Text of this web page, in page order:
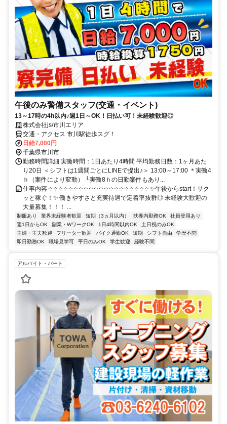
午後のみ警備スタッフ(交通・イベント)
13～17時の4h以内♪週1日～OK！日払い可！未経験歓迎◎
株式会社js/市川エリア
交通・アクセス 市川駅徒歩スグ！
日給7,000円
千葉県市川市
勤務時間詳細 実働時間：1日あたり4時間 平均勤務日数：1ヶ月あた
り20日 ＜シフトは1週間ごとにLINEで提出♪＞ 13:00～17:00 ＊実働4
ｈ（案件により変動） └実働8ｈの日勤案件もあり...
仕事内容 ༶ ༶ ༶ ༶ ༶ ༶ ༶ ༶ ༶ ༶ ༶ ༶ ༶ ༶ ༶ ༶ ༶ ༶ ༶ ༶ ✨午後からstart！サク
ッと稼ぐ！✨ 働きやすさと充実待遇で定着率抜群◎ 未経験大歓迎の
大量募集！！！ ...
制服あり 業界未経験者歓迎 短期（3ヵ月以内） 扶養内勤務OK
社員登用あり
週1日からOK
副業・WワークOK 1日4時間以内OK
土日祝のみOK
主婦・主夫歓迎
フリーター歓迎 バイク通勤OK 短期 シフト自由
学歴不問
即日勤務OK
職場見学可 平日のみOK 学生歓迎 経験不問
アルバイト・パート